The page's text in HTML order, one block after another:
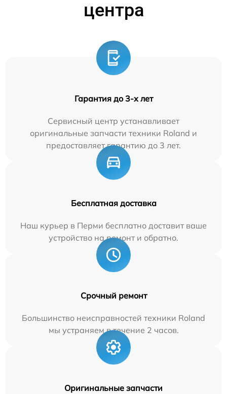
центра
Гарантия до 3-х лет
Сервисный центр устанавливает
оригинальные запчасти техники Roland и
предоставляет гарантию до 3 лет.
Бесплатная доставка
Наш курьер в Перми бесплатно доставит ваше
устройство на ремонт и обратно.
Срочный ремонт
Большинство неисправностей техники Roland
мы устраняем в течение 2 часов.
Оригинальные запчасти